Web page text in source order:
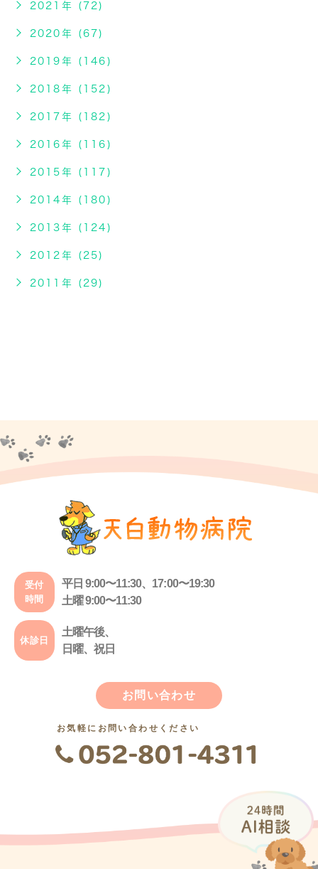
2021年 (72)
2020年 (67)
2019年 (146)
2018年 (152)
2017年 (182)
2016年 (116)
2015年 (117)
2014年 (180)
2013年 (124)
2012年 (25)
2011年 (29)
受付
時間
平日 9:00〜11:30、17:00〜19:30
土曜 9:00〜11:30
休診日
土曜午後、
日曜、祝日
お問い合わせ
お気軽にお問い合わせください